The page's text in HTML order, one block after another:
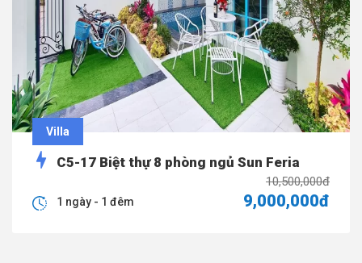
Villa
C5-17 Biệt thự 8 phòng ngủ Sun Feria
10,500,000đ
9,000,000đ
1 ngày - 1 đêm